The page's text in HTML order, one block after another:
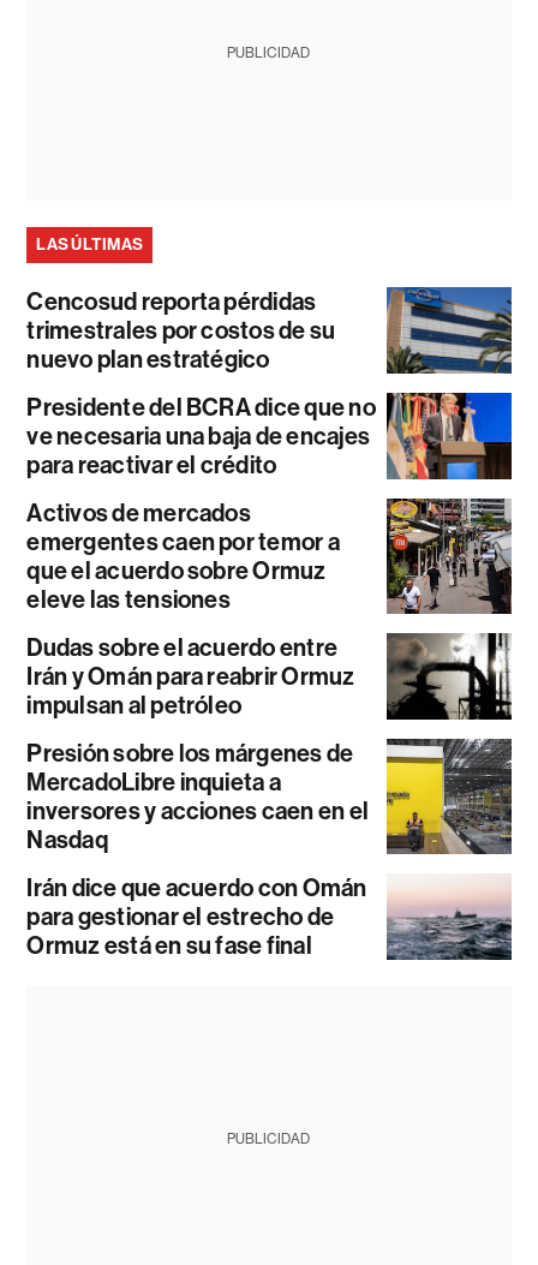
PUBLICIDAD
LAS ÚLTIMAS
Cencosud reporta pérdidas
trimestrales por costos de su
nuevo plan estratégico
Presidente del BCRA dice que no
ve necesaria una baja de encajes
para reactivar el crédito
Activos de mercados
emergentes caen por temor a
que el acuerdo sobre Ormuz
eleve las tensiones
Dudas sobre el acuerdo entre
Irán y Omán para reabrir Ormuz
impulsan al petróleo
Presión sobre los márgenes de
MercadoLibre inquieta a
inversores y acciones caen en el
Nasdaq
Irán dice que acuerdo con Omán
para gestionar el estrecho de
Ormuz está en su fase final
PUBLICIDAD